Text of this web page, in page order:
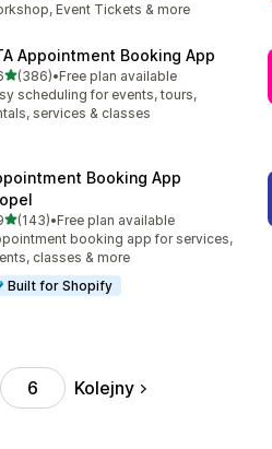
Event Tickets & more
Appointment Booking App
na 5 gwiazdek
(386)liczba recenzji: 386
•Free plan available
scheduling for events, tours,
services & classes
Booking App
na 5 gwiazdek
(143)liczba recenzji: 143
•Free plan available
booking app for services,
classes & more
Built for Shopify
6 Kolejny